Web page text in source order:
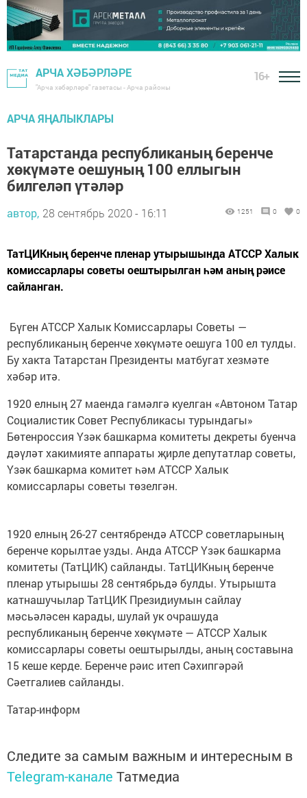
АРЧА ХӘБӘРЛӘРЕ
"Арча хәбәрләре" газетасы - Арча районы
16+
АРЧА ЯҢАЛЫКЛАРЫ
Татарстанда республиканың беренче
хөкүмәте оешуның 100 еллыгын
билгеләп үтәләр
автор, 28 сентябрь 2020 - 16:11 1251 0 0
ТатЦИКның беренче пленар утырышында АТССР Халык
комиссарлары советы оештырылган һәм аның рәисе
сайланган.
Бүген АТССР Халык Комиссарлары Советы —
республиканың беренче хөкүмәте оешуга 100 ел тулды.
Бу хакта Татарстан Президенты матбугат хезмәте
хәбәр итә.
1920 елның 27 маенда гамәлгә куелган «Автоном Татар
Социалистик Совет Республикасы турындагы»
Бөтенроссия Үзәк башкарма комитеты декреты буенча
дәүләт хакимияте аппараты җирле депутатлар советы,
Үзәк башкарма комитет һәм АТССР Халык
комиссарлары советы төзелгән.
1920 елның 26-27 сентябрендә АТССР советларының
беренче корылтае узды. Анда АТССР Үзәк башкарма
комитеты (ТатЦИК) сайланды. ТатЦИКның беренче
пленар утырышы 28 сентябрьдә булды. Утырышта
катнашучылар ТатЦИК Президиумын сайлау
мәсьәләсен карады, шулай ук очрашуда
республиканың беренче хөкүмәте — АТССР Халык
комиссарлары советы оештырылды, аның составына
15 кеше керде. Беренче рәис итеп Сәхипгәрәй
Сәетгалиев сайланды.
Татар-информ
Следите за самым важным и интересным в
Telegram-канале Татмедиа